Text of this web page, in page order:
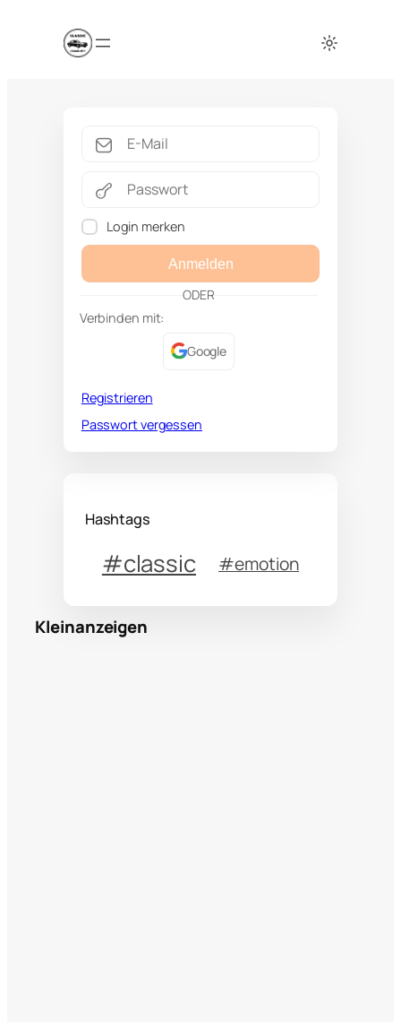
Login merken
Anmelden
ODER
Verbinden mit:
Google
Registrieren
Passwort vergessen
Hashtags
#classic #emotion
Kleinanzeigen